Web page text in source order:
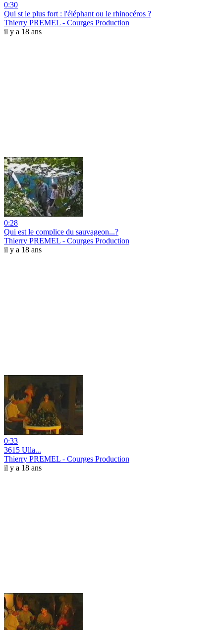
0:30
Qui st le plus fort : l'éléphant ou le rhinocéros ?
Thierry PREMEL - Courges Production
il y a 18 ans
0:28
Qui est le complice du sauvageon...?
Thierry PREMEL - Courges Production
il y a 18 ans
0:33
3615 Ulla...
Thierry PREMEL - Courges Production
il y a 18 ans